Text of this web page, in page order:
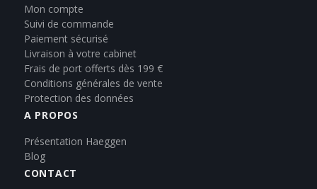
Mon compte
Suivi de commande
Paiement sécurisé
Livraison à votre cabinet
Frais de port offerts dès 199 €
Conditions générales de vente
Protection des données
A PROPOS
Présentation Haeggen
Blog
CONTACT